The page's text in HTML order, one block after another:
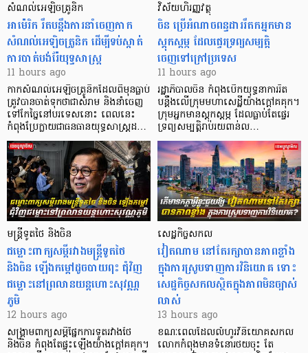
សំណល់អេឡិចត្រូនិក
អាម៉េរិក រឹតបន្តឹងការនាំចេញកាក
សំណល់អេឡិចត្រូនិក ដើម្បីទប់ស្កាត់
ការបាត់បង់រ៉ែយុទ្ធសាស្ត្រ
11 hours ago
កាក​សំណល់​អេឡិច​ត្រូនិកដែល​ពីមុនធ្លាប់​
ត្រូវបានចាត់ទុកថាជាសំរាម និងនាំចេញ
ទៅកែច្នៃនៅបរទេស​នោះ ពេលនេះ
កំពុងប្រែក្លាយជាធនធានយុទ្ធសាស្ត្រដ…
វិស័យហិរញ្ញវត្ថុ
ចិន ប្រើ​អំណាចពន្ធដាររឹតកអ្នកមាន
ស្ដុកស្ដម្ភ ដែលផ្ទេរទ្រព្យសម្បត្តិ
ចេញទៅក្រៅប្រទេស
11 hours ago
រដ្ឋាភិបាលចិន កំពុងបើកយុទ្ធនាការរឹត
បន្តឹងលើក្រុមមហាសេដ្ឋី​យ៉ាង​ក្ដៅគគុក។
​ក្រុមអ្នកមានស្ដុកស្ដម្ភ ដែល​ធ្លាប់​តែផ្ទេរ
ទ្រព្យសម្បត្តិរាប់រយពាន់ល…
មន្ត្រីទូតថៃ និងចិន
ជម្លោះពាក្យសម្តីរវាងមន្ត្រីទូតថៃ
និងចិន ឡើងកម្ដៅដូចបាយពុះ ជុំវិញ
ជម្លោះនៅព្រលានយន្តហោះសុវណ្ណ
ភូមិ
12 hours ago
សង្គ្រាមពាក្យសម្តីផ្នែកការទូតរវាងថៃ
និងចិន កំពុងតែផ្ទុះឡើងយ៉ាងក្តៅគគុក។
សេដ្ឋកិច្ចសកល
វៀតណាម នៅតែរក្សាបានភាពខ្លាំង
ក្នុងការស្រូបទាញការវិនិយោគ​ ទោះ
សេដ្ឋកិច្ចសកលស្ថិតក្នុងភាពមិនច្បាស់
លាស់
13 hours ago
ខណៈពេលដែលលំហូរវិនិយោគសកល
លោកកំពុងមានទំនោរថយចុះ តែ